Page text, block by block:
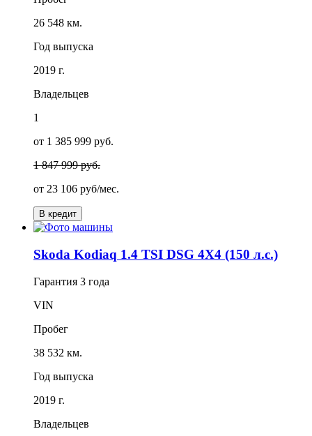
26 548 км.
Год выпуска
2019 г.
Владельцев
1
от 1 385 999 руб.
1 847 999 руб.
от 23 106 руб/мес.
В кредит
Skoda Kodiaq 1.4 TSI DSG 4X4 (150 л.с.)
Гарантия 3 года
VIN
Пробег
38 532 км.
Год выпуска
2019 г.
Владельцев